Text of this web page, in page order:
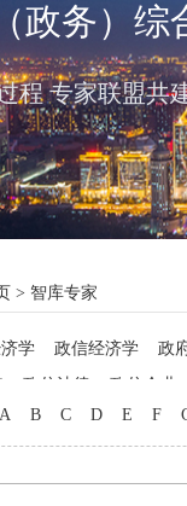
政务）综
程 专家联盟共
> 智库专家
学 政信经济学 政
政信法律 政信企业
A B C D E F